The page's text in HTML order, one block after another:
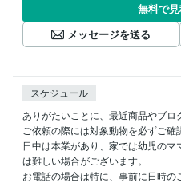
無料で
メッセージを送る
スケジュール
ありがたいことに、最近商品やブロ
ご依頼の際には対象動物を必ずご確
日中は本業があり、家では幼児の
は難しい場合がございます。
お電話の場合は特に、事前に日時の